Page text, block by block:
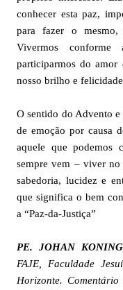
conhecer esta paz,
para fazer o
Vivermos
participarmos do
nosso brilho e
O sentido do Advento
de emoção por causa
aquele que podemos
sempre vem – viver
sabedoria, lucidez e
que significa o bem
a “Paz-da-Justiça”
PE. JOHAN
FAJE, Faculdade
Horizonte.